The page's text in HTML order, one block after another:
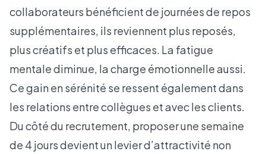
collaborateurs bénéficient de journées de repos
supplémentaires, ils reviennent plus reposés,
plus créatifs et plus efficaces. La fatigue
mentale diminue, la charge émotionnelle aussi.
Ce gain en sérénité se ressent également dans
les relations entre collègues et avec les clients.
Du côté du recrutement, proposer une semaine
de 4 jours devient un levier d’attractivité non